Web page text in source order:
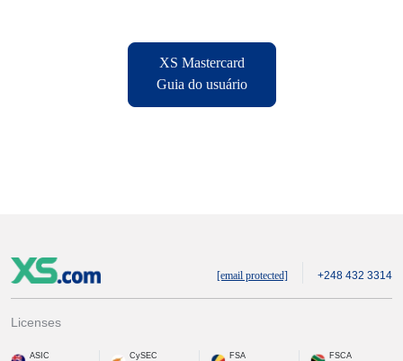
XS Mastercard
Guia do usuário
[email protected] +248 432 3314
Licenses
ASIC
CySEC
FSA
FSCA